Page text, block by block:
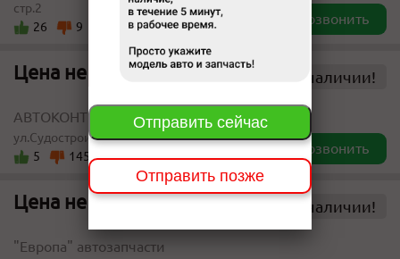
стр.2
26
9 Позвонить
Цена не указана В наличии!
АВТОКОНТРАКТ
ул.Судостроительная 175
5
145 Позвонить
Цена не указана В наличии!
"Европа" автозапчасти
Отправить сейчас
Отправить позже